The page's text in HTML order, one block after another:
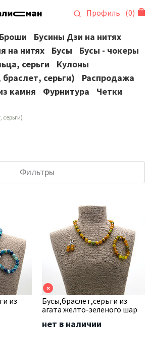
Профиль (0)
Броши
Бусины Дзи на нитях
на нитях
Бусы
Бусы - чокеры
серьги
Кулоны
серьги)
Распродажа
камня
Фурнитура Четки
серьги)
Фильтры
из
×
Бусы,браслет,серьги из
агата желто-зеленого шар
нет в наличии